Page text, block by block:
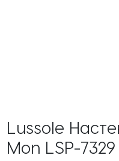
Lussole
Mon LSP-7329